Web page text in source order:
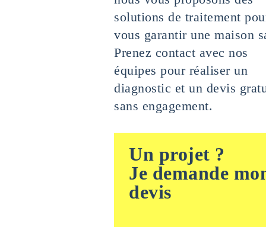
solutions de traitement
vous garantir une maison
Prenez contact avec nos
équipes pour réaliser un
diagnostic et un devis
sans engagement.
Un projet ?
Je demande
devis